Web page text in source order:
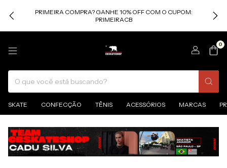
PRIMEIRA COMPRA? GANHE 10% OFF COM O CUPOM:
PRIMEIRACB
0
SKATE CONFECÇÃO TÊNIS ACESSÓRIOS MARCAS